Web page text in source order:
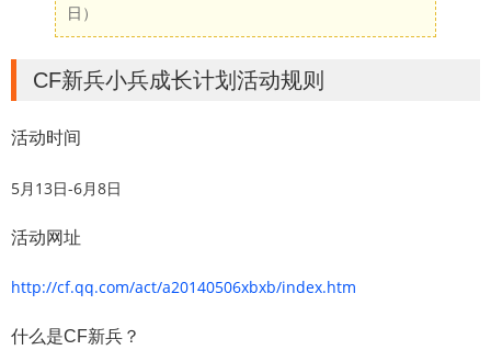
日）
CF新兵小兵成长计划活动规则
活动时间
5月13日-6月8日
活动网址
http://cf.qq.com/act/a20140506xbxb/index.htm
什么是CF新兵？